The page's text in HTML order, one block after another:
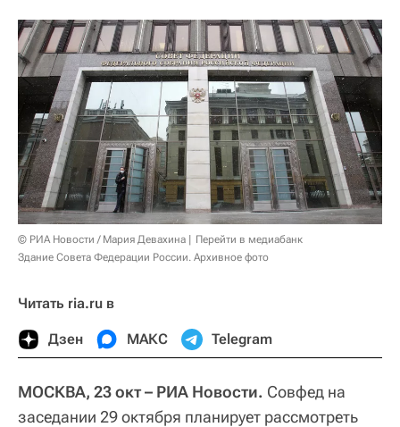
© РИА Новости / Мария Девахина
Перейти в медиабанк
Здание Совета Федерации России. Архивное фото
Читать ria.ru в
Дзен МАКС Telegram
МОСКВА, 23 окт – РИА Новости. Совфед на
заседании 29 октября планирует рассмотреть